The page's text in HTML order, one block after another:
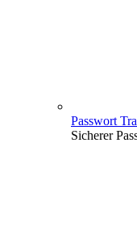
Passwort
Sicherer